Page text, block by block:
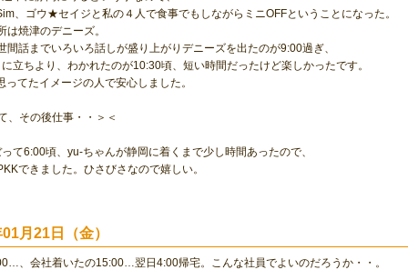
、ゴウ★セイジと私の４人で食事でもしながらミニOFFということになった。
は焼津のデニーズ。
間話までいろいろ話しが盛り上がりデニーズを出たのが9:00過ぎ、
立ちより、わかれたのが10:30頃、短い時間だったけど楽しかったです。
ってたイメージの人で安心しました。
、その後仕事・・＞＜
て6:00頃、yu-ちゃんが静岡に着くまで少し時間あったので、
できました。ひさびさなので嬉しい。
01月21日（金）
、会社着いたの15:00…翌日4:00帰宅。こんな社員でよいのだろうか・・。